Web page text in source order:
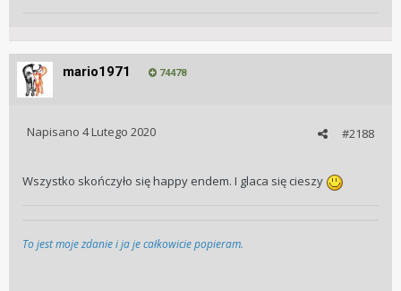
mario1971 74478
#2188
Napisano 4 Lutego 2020
Wszystko skończyło się happy endem. I glaca się cieszy
To jest moje zdanie i ja je całkowicie popieram.